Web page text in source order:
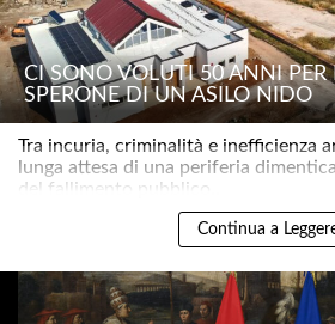
CI SONO VOLUTI 50 ANNI PER
SPERONE DI UN ASILO NIDO
Tra incuria, criminalità e inefficienza
lunga attesa di una periferia
del fallimento pubblico..
Continua a